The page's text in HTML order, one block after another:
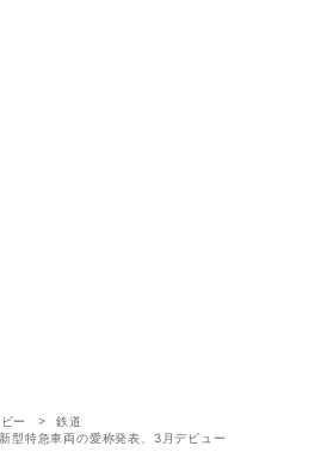
ー
鉄道
型特急車両の愛称発表、3月デビュー